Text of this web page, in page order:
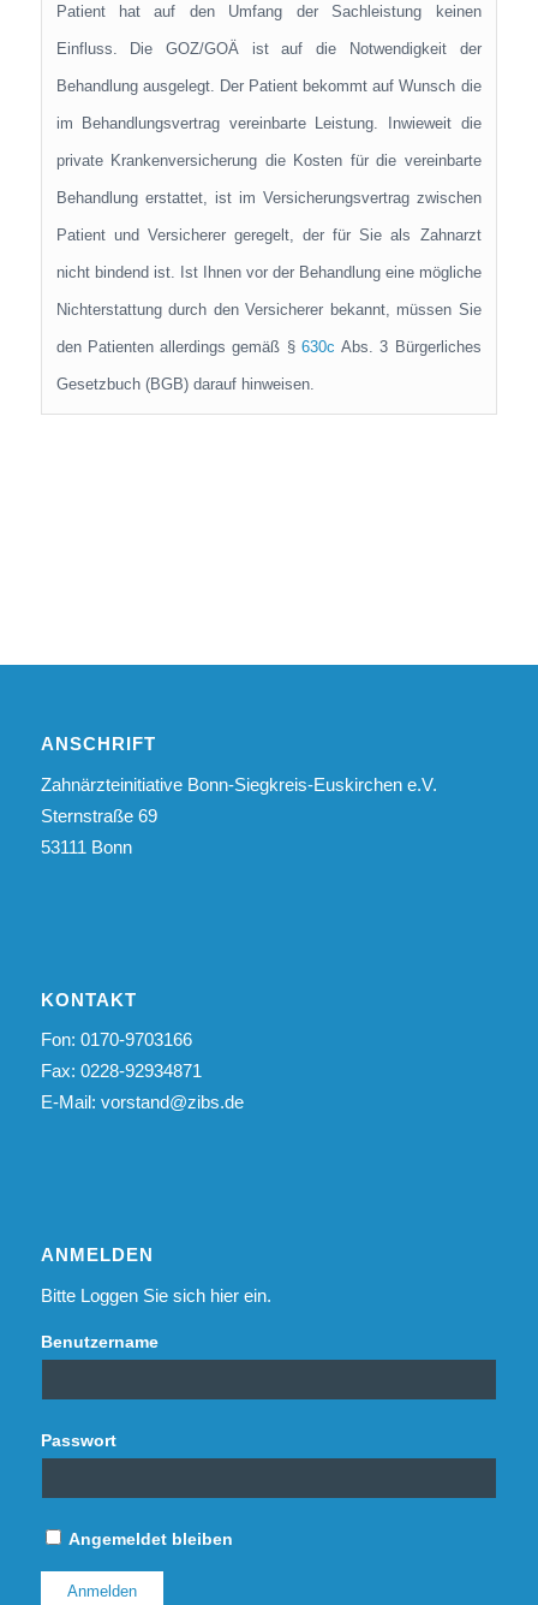
Patient hat auf den Umfang der Sachleistung keinen
Einfluss. Die GOZ/GOÄ ist auf die Notwendigkeit der
Behandlung ausgelegt. Der Patient bekommt auf Wunsch die
im Behandlungsvertrag vereinbarte Leistung. Inwieweit die
private Krankenversicherung die Kosten für die vereinbarte
Behandlung erstattet, ist im Versicherungsvertrag zwischen
Patient und Versicherer geregelt, der für Sie als Zahnarzt
nicht bindend ist. Ist Ihnen vor der Behandlung eine mögliche
Nichterstattung durch den Versicherer bekannt, müssen Sie
den Patienten allerdings gemäß § 630c Abs. 3 Bürgerliches
Gesetzbuch (BGB) darauf hinweisen.
ANSCHRIFT
Zahnärzteinitiative Bonn-Siegkreis-Euskirchen e.V.
Sternstraße 69
53111 Bonn
KONTAKT
Fon: 0170-9703166
Fax: 0228-92934871
E-Mail: vorstand@zibs.de
ANMELDEN
Bitte Loggen Sie sich hier ein.
Benutzername
Passwort
Angemeldet bleiben